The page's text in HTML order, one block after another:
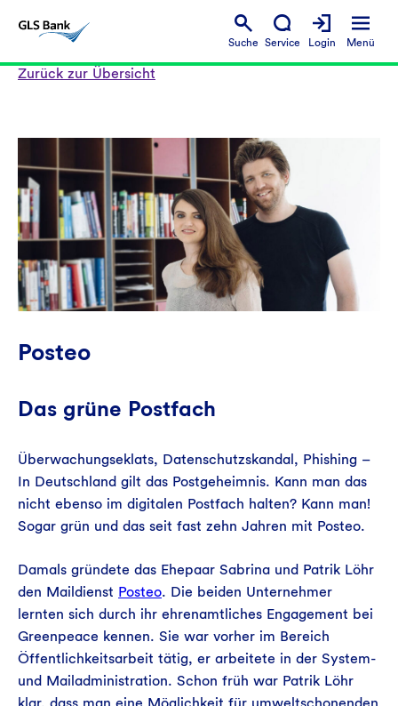
Suche Service Login Menü
Zurück zur Übersicht
Posteo
Das grüne Postfach
Überwachungseklats, Datenschutzskandal, Phishing –
In Deutschland gilt das Postgeheimnis. Kann man das
nicht ebenso im digitalen Postfach halten? Kann man!
Sogar grün und das seit fast zehn Jahren mit Posteo.
Damals gründete das Ehepaar Sabrina und Patrik Löhr
den Maildienst Posteo. Die beiden Unternehmer
lernten sich durch ihr ehrenamtliches Engagement bei
Greenpeace kennen. Sie war vorher im Bereich
Öffentlichkeitsarbeit tätig, er arbeitete in der System-
und Mailadministration. Schon früh war Patrik Löhr